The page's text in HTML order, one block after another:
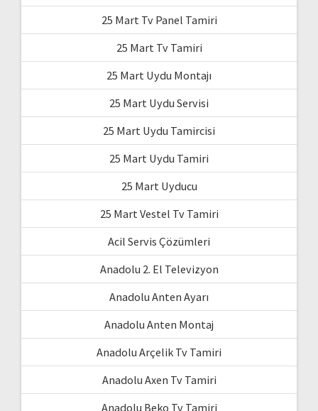
25 Mart Tv Panel Tamiri
25 Mart Tv Tamiri
25 Mart Uydu Montajı
25 Mart Uydu Servisi
25 Mart Uydu Tamircisi
25 Mart Uydu Tamiri
25 Mart Uyducu
25 Mart Vestel Tv Tamiri
Acil Servis Çözümleri
Anadolu 2. El Televizyon
Anadolu Anten Ayarı
Anadolu Anten Montaj
Anadolu Arçelik Tv Tamiri
Anadolu Axen Tv Tamiri
Anadolu Beko Tv Tamiri